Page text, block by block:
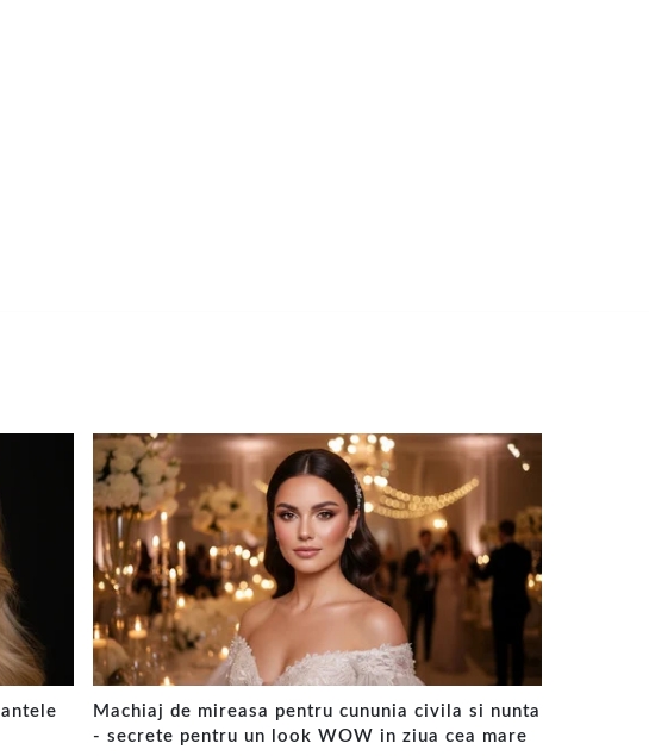
Machiaj de mireasa pentru cununia civila si nunta
- secrete pentru un look WOW in ziua cea mare